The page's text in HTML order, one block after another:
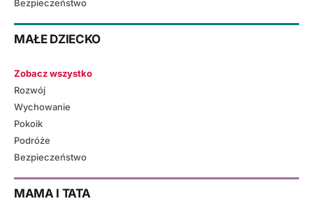
Bezpieczeństwo
MAŁE DZIECKO
Zobacz wszystko
Rozwój
Wychowanie
Pokoik
Podróże
Bezpieczeństwo
MAMA I TATA